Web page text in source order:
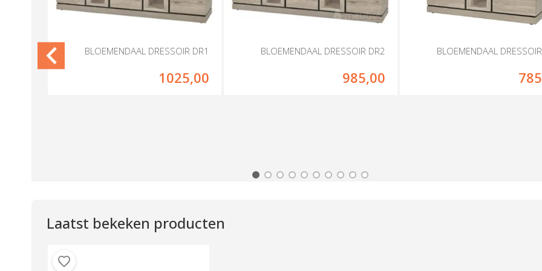
BLOEMENDAAL DRESSOIR DR1
1025,00
BLOEMENDAAL DRESSOIR DR2
985,00
BLOEMENDAAL DRESSOIR
Laatst bekeken producten